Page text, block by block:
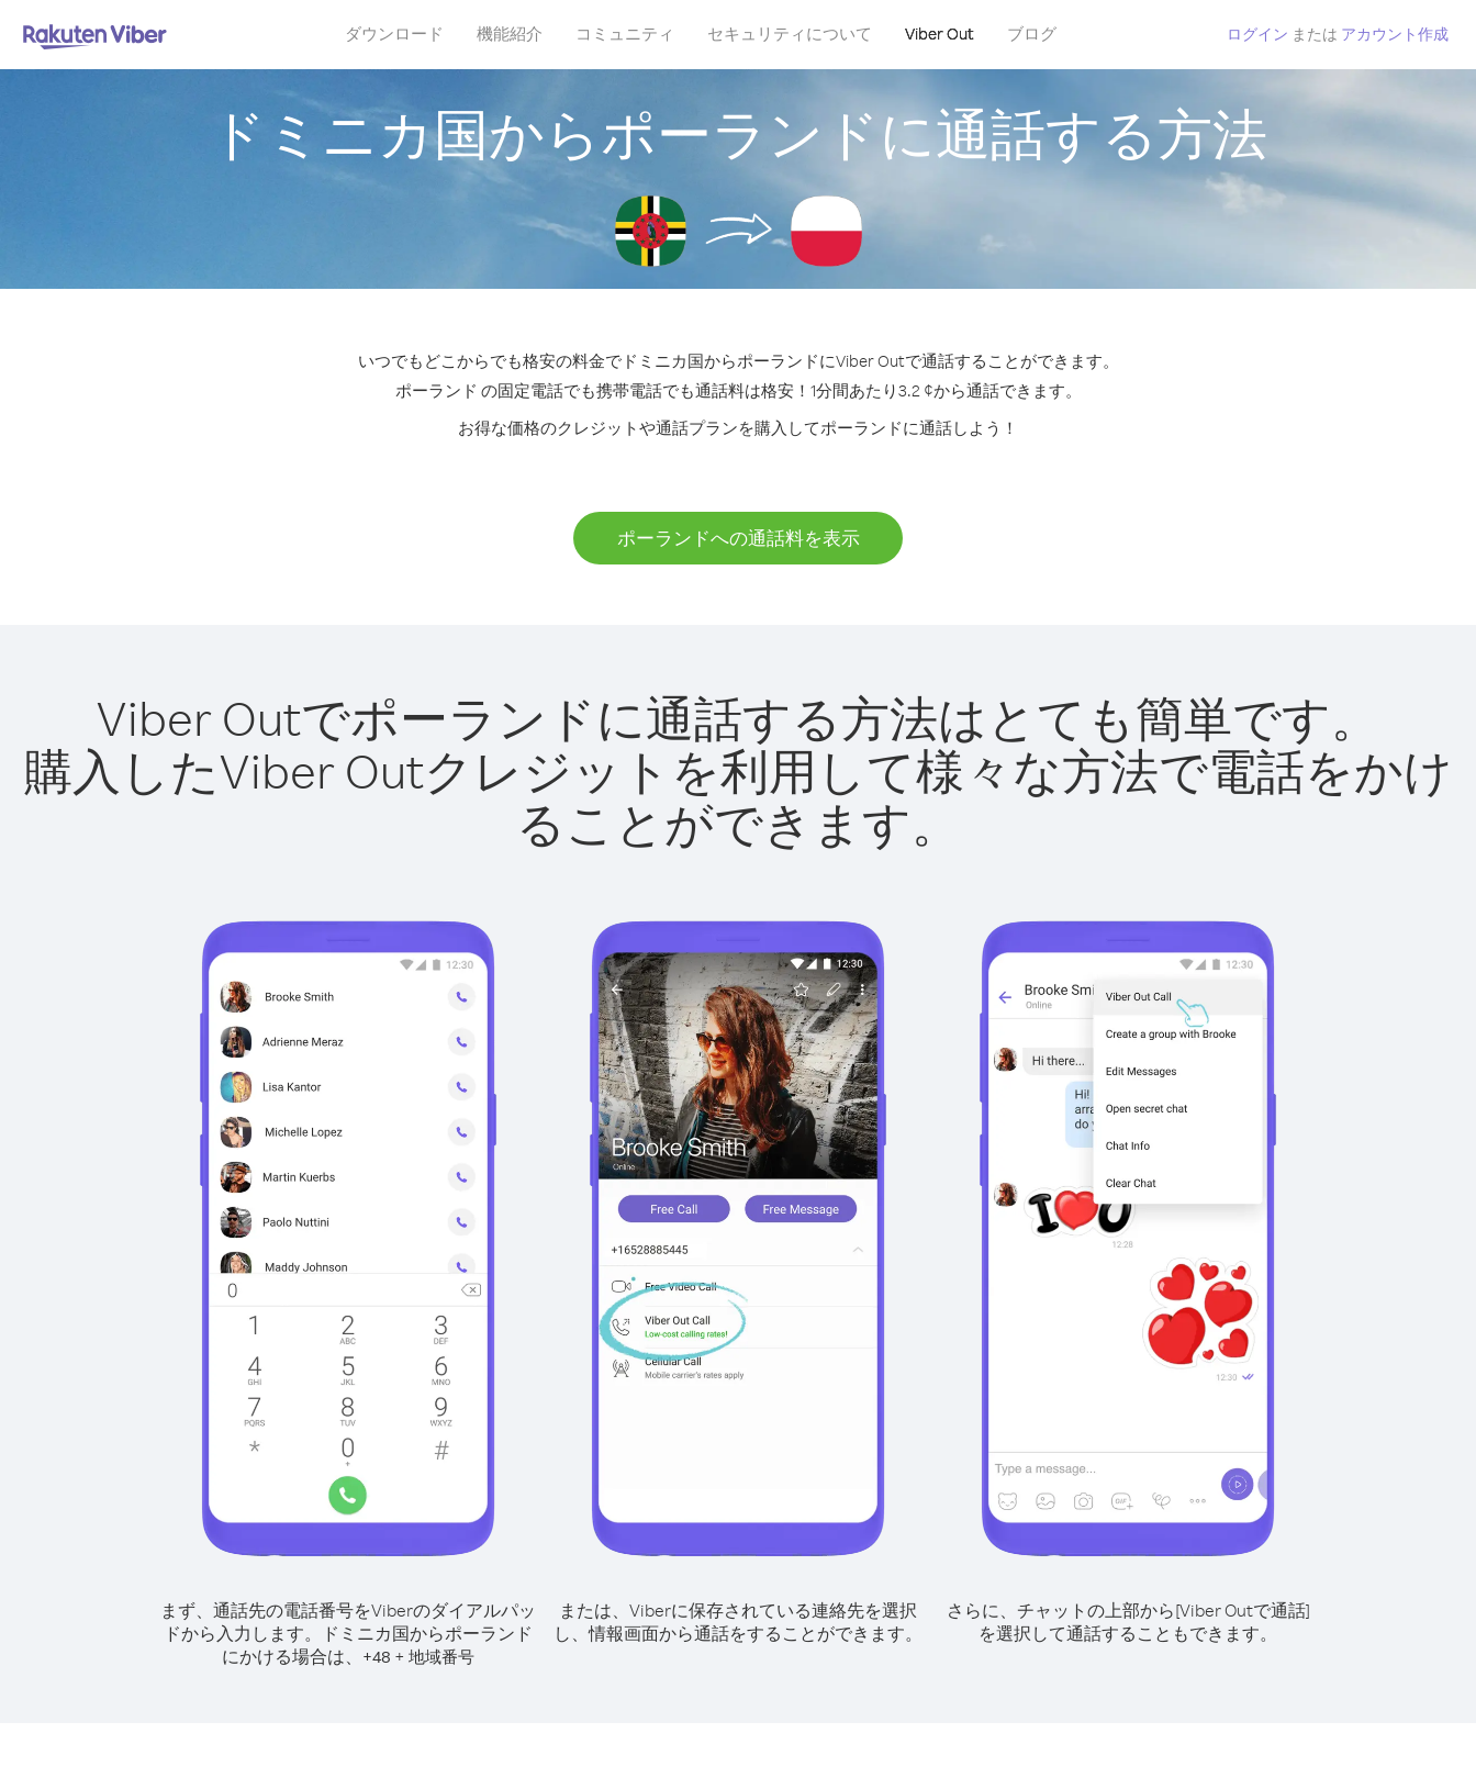
ダウンロード 機能紹介 コミュニティ セキュリティについて Viber Out ブログ ログイン または アカウント作成
ドミニカ国からポーランドに通話する方法
いつでもどこからでも格安の料金でドミニカ国からポーランドにViber Outで通話することができます。
ポーランド の固定電話でも携帯電話でも通話料は格安！1分間あたり3.2 ¢から通話できます。
お得な価格のクレジットや通話プランを購入してポーランドに通話しよう！
ポーランドへの通話料を表示
Viber Outでポーランドに通話する方法はとても簡単です。
購入したViber Outクレジットを利用して様々な方法で電話をかけ
ることができます。
まず、通話先の電話番号をViberのダイアルパッ
ドから入力します。
ドミニカ国からポーランド
にかける場合は、 +48 + 地域番号
または、Viberに保存されている連絡先を選択
し、情報画面から通話をすることができます。
さらに、チャットの上部から[Viber Outで通話]
を選択して通話することもできます。